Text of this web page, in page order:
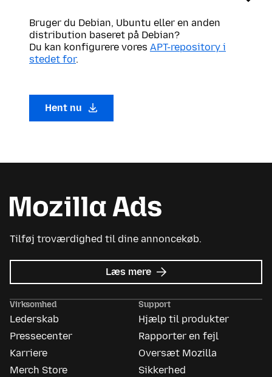
Bruger du Debian, Ubuntu eller en anden
distribution baseret på Debian?
Du kan konfigurere vores APT-repository i
stedet for.
Hent nu
Tilføj troværdighed til dine annoncekøb.
Læs mere om
Mozilla
Virksomhed
Lederskab
Pressecenter
Karriere
Merch Store
Support
Hjælp til produkter
Rapporter en fejl
Oversæt Mozilla
Sikkerhed